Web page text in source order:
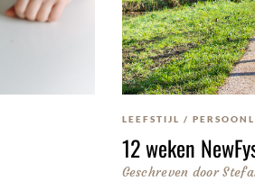
LEEFSTIJL /
12 weken
Geschreven door